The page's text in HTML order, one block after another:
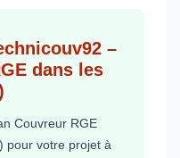
–
dans les
Couvreur RGE
pour votre projet à